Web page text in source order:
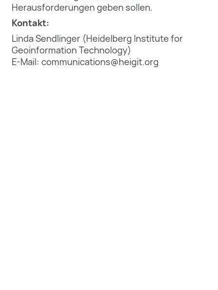
Herausforderungen geben sollen.
Kontakt:
Linda Sendlinger (Heidelberg Institute for
Geoinformation Technology)
E-Mail: communications@heigit.org